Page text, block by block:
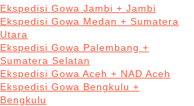
Ekspedisi Gowa Jambi + Jambi
Ekspedisi Gowa Medan + Sumatera
Utara
Ekspedisi Gowa Palembang +
Sumatera Selatan
Ekspedisi Gowa Aceh + NAD Aceh
Ekspedisi Gowa Bengkulu +
Bengkulu